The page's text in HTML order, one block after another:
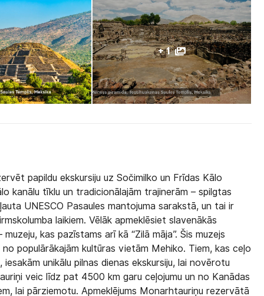
+ 1
papildu ekskursiju uz Sočimilko un Frīdas Kālo
kanālu tīklu un tradicionālajām trajinerām – spilgtas
UNESCO Pasaules mantojuma sarakstā, un tai ir
laikiem. Vēlāk apmeklēsiet slavenākās
kas pazīstams arī kā “Zilā māja”. Šis muzejs
populārākajām kultūras vietām Mehiko. Tiem, kas ceļo
unikālu pilnas dienas ekskursiju, lai novērotu
veic līdz pat 4500 km garu ceļojumu un no Kanādas
lai pārziemotu. Apmeklējums Monarhtauriņu rezervātā